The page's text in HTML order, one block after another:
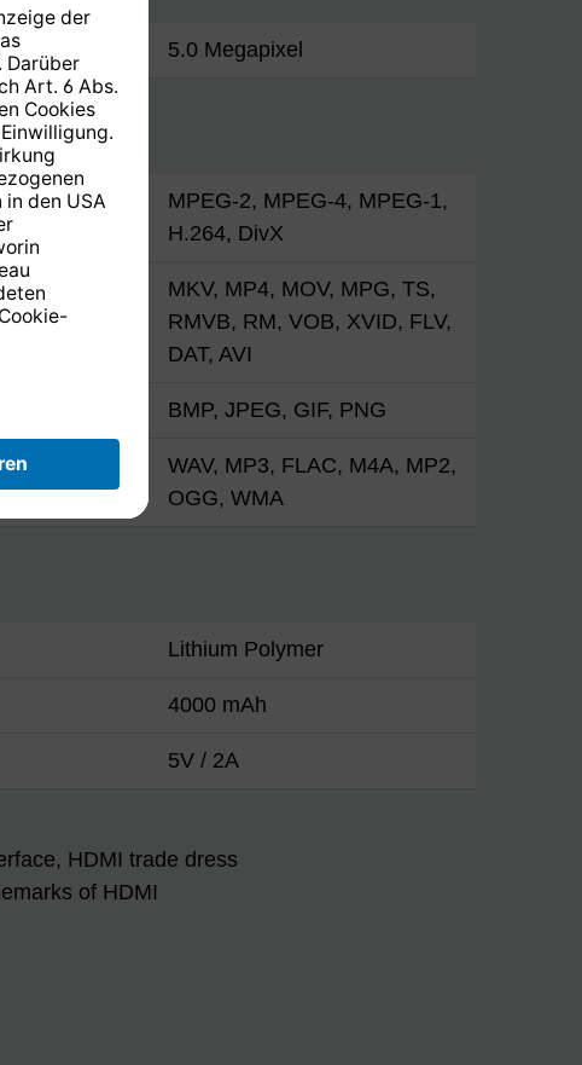
5.0 Megapixel
& Codecs
MPEG-2, MPEG-4, MPEG-1,
H.264, DivX
MKV, MP4, MOV, MPG, TS,
RMVB, RM, VOB, XVID, FLV,
DAT, AVI
BMP, JPEG, GIF, PNG
WAV, MP3, FLAC, M4A, MP2,
OGG, WMA
Lithium Polymer
4000 mAh
5V / 2A
HDMI trade dress
of HDMI